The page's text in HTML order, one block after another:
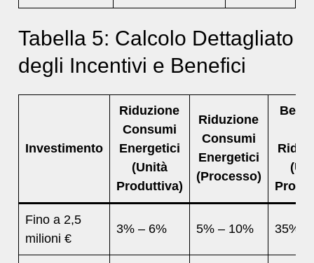
Tabella 5: Calcolo Dettagliato
degli Incentivi e Benefici
Investimento
Riduzione
Consumi
Energetici
(Unità
Produttiva)
Riduzione
Consumi
Energetici
(Processo)
Fino a 2,5
milioni €
3% – 6% 5% – 10% 35%